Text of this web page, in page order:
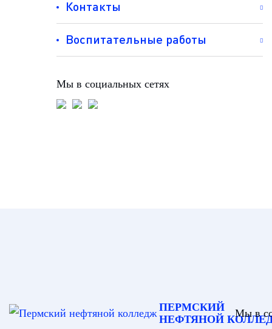
Контакты
Воспитательные работы
Мы в социальных сетях
ПЕРМСКИЙ
НЕФТЯНОЙ
Мы в